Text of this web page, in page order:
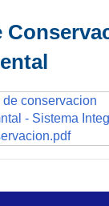
de conservacion
- Sistema